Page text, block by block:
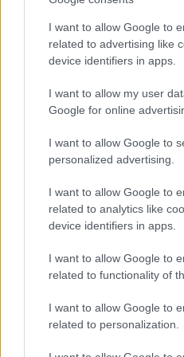
I want to allow Google to
related to advertising like
device identifiers in apps.
I want to allow my user
Google for online
I want to allow Google to
personalized advertising.
I want to allow Google to
related to analytics like
device identifiers in apps.
I want to allow Google to
related to functionality of
I want to allow Google to
related to personalization.
μεταξύ άλλων:
Σημειώνεται πως ο
Αιγαίου ζήτησε
να διαπιστωθεί, εάν η
διευθυντή του
ειδήσεων και ως εκ
με βάση το αρ. 191
«Κατόπιν σχετικής
Κοινωνικής
του Εθνικού
Διευθυντού του
Προειδοποίησης για
Τσελέντη, αναφορικά
καταστροφές βιβλικού